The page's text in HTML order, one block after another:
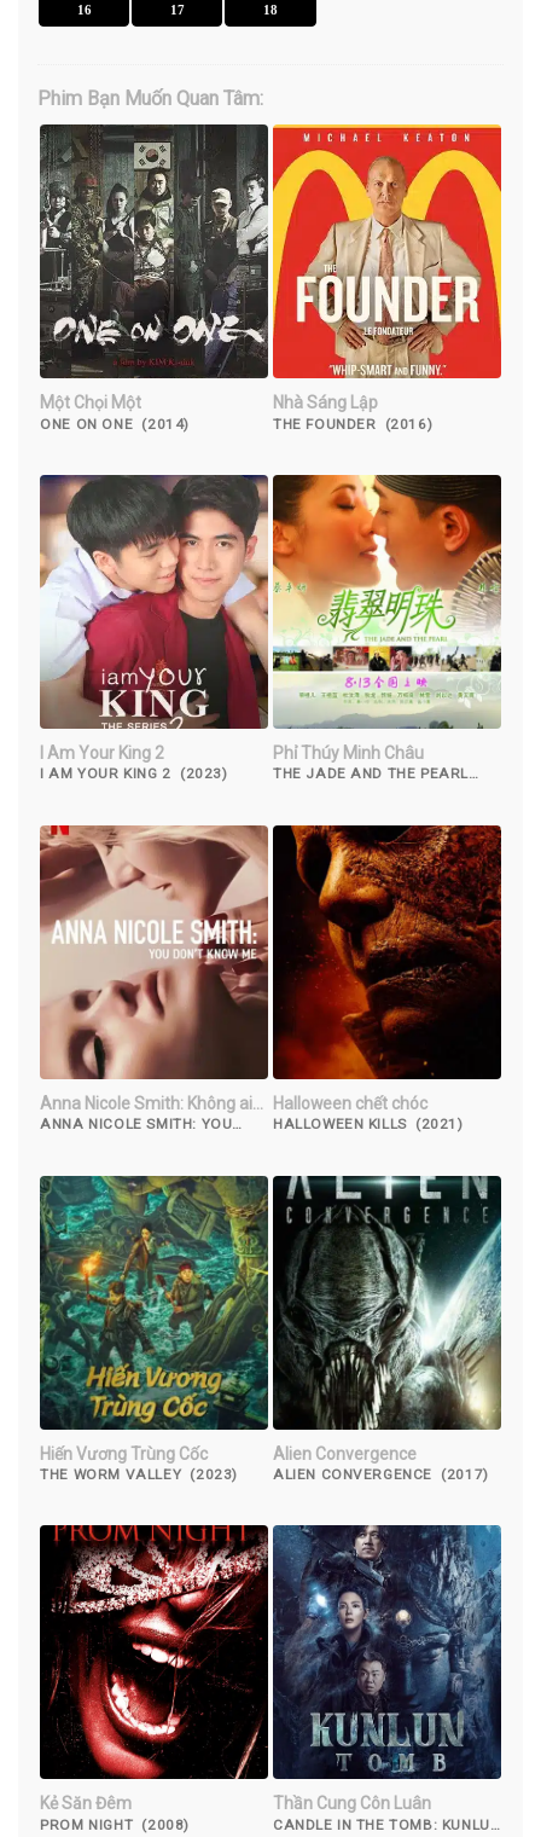
16 17 18
Phim Bạn Muốn Quan Tâm:
Một Chọi Một
ONE ON ONE (2014)
Nhà Sáng Lập
THE FOUNDER (2016)
I Am Your King 2
I AM YOUR KING 2 (2023)
Phỉ Thúy Minh Châu
THE JADE AND THE PEARL
Anna Nicole Smith: Không ai
hiểu tôi
ANNA NICOLE SMITH: YOU
Halloween chết chóc
HALLOWEEN KILLS (2021)
Hiến Vương Trùng Cốc
THE WORM VALLEY (2023)
Alien Convergence
ALIEN CONVERGENCE (2017)
Kẻ Săn Đêm
PROM NIGHT (2008)
Thần Cung Côn Luân
CANDLE IN THE TOMB: KUNLUN